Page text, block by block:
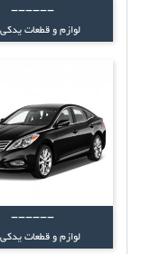
------
لوازم و قطعات
------
لوازم و قطعات